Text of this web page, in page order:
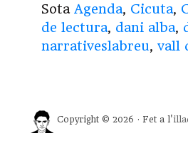
Sota Agenda, Cicuta,
de lectura, dani alba,
narrativeslabreu, vall
Copyright © 2026 · Fet a l'